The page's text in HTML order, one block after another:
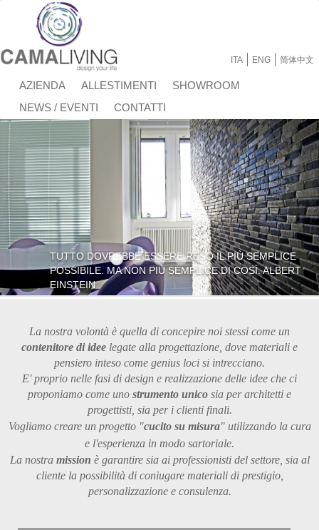
Salta al contenuto principale
AZIENDA ALLESTIMENTI
SHOWROOM
NEWS / EVENTI
CONTATTI
ITA ENG 简体中文
TUTTO DOVREBBE ESSERE RESO IL PIÙ SEMPLICE
POSSIBILE. MA NON PIÙ SEMPLICE DI COSÌ. ALBERT
EINSTEIN
La nostra volontà è quella di concepire noi stessi come un
contenitore di idee legate alla progettazione, dove materiali e
pensiero inteso come genius loci si intrecciano.
E' proprio nelle fasi di design e realizzazione delle idee che ci
proponiamo come uno strumento unico sia per architetti e
progettisti, sia per i clienti finali.
Vogliamo creare un progetto "cucito su misura" utilizzando la cura
e l'esperienza in modo sartoriale.
La nostra mission è garantire sia ai professionisti del settore, sia al
cliente la possibilità di coniugare materiali di prestigio,
personalizzazione e consulenza.